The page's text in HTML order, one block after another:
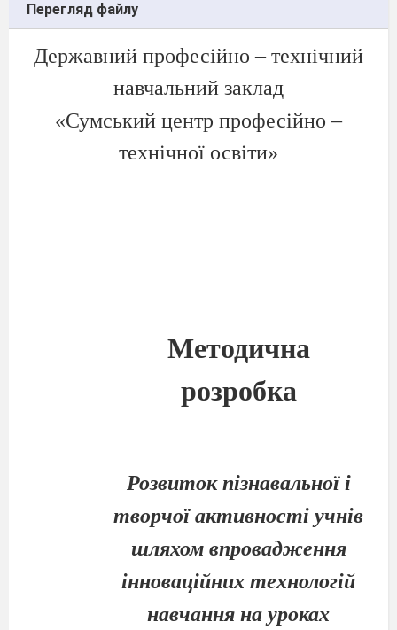
Перегляд файлу
Державний професійно – технічний
навчальний заклад
«Сумський центр професійно –
технічної освіти»
Методична
розробка
Розвиток пізнавальної і
творчої активності учнів
шляхом впровадження
інноваційних технологій
навчання на уроках